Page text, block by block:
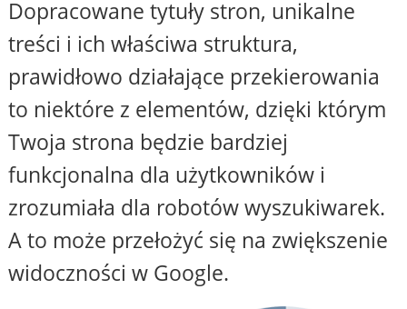
Dopracowane tytuły stron, unikalne
treści i ich właściwa struktura,
prawidłowo działające przekierowania
to niektóre z elementów, dzięki którym
Twoja strona będzie bardziej
funkcjonalna dla użytkowników i
zrozumiała dla robotów wyszukiwarek.
A to może przełożyć się na zwiększenie
widoczności w Google.